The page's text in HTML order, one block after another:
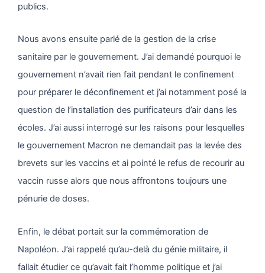
publics.
Nous avons ensuite parlé de la gestion de la crise
sanitaire par le gouvernement. J’ai demandé pourquoi le
gouvernement n’avait rien fait pendant le confinement
pour préparer le déconfinement et j’ai notamment posé la
question de l’installation des purificateurs d’air dans les
écoles. J’ai aussi interrogé sur les raisons pour lesquelles
le gouvernement Macron ne demandait pas la levée des
brevets sur les vaccins et ai pointé le refus de recourir au
vaccin russe alors que nous affrontons toujours une
pénurie de doses.
Enfin, le débat portait sur la commémoration de
Napoléon. J’ai rappelé qu’au-delà du génie militaire, il
fallait étudier ce qu’avait fait l’homme politique et j’ai